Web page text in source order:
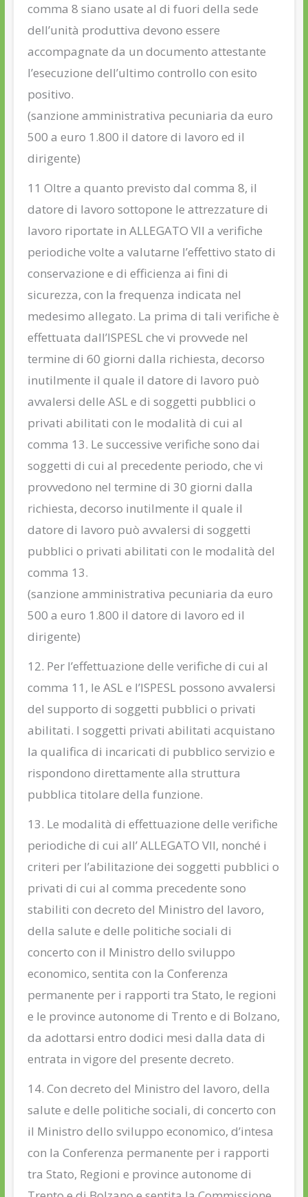
comma 8 siano usate al di fuori della sede
dell’unità produttiva devono essere
accompagnate da un documento attestante
l’esecuzione dell’ultimo controllo con esito
positivo.
(sanzione amministrativa pecuniaria da euro
500 a euro 1.800 il datore di lavoro ed il
dirigente)
11 Oltre a quanto previsto dal comma 8, il
datore di lavoro sottopone le attrezzature di
lavoro riportate in ALLEGATO VII a verifiche
periodiche volte a valutarne l’effettivo stato di
conservazione e di efficienza ai fini di
sicurezza, con la frequenza indicata nel
medesimo allegato. La prima di tali verifiche è
effettuata dall’ISPESL che vi provvede nel
termine di 60 giorni dalla richiesta, decorso
inutilmente il quale il datore di lavoro può
avvalersi delle ASL e di soggetti pubblici o
privati abilitati con le modalità di cui al
comma 13. Le successive verifiche sono dai
soggetti di cui al precedente periodo, che vi
provvedono nel termine di 30 giorni dalla
richiesta, decorso inutilmente il quale il
datore di lavoro può avvalersi di soggetti
pubblici o privati abilitati con le modalità del
comma 13.
(sanzione amministrativa pecuniaria da euro
500 a euro 1.800 il datore di lavoro ed il
dirigente)
12. Per l’effettuazione delle verifiche di cui al
comma 11, le ASL e l’ISPESL possono avvalersi
del supporto di soggetti pubblici o privati
abilitati. I soggetti privati abilitati acquistano
la qualifica di incaricati di pubblico servizio e
rispondono direttamente alla struttura
pubblica titolare della funzione.
13. Le modalità di effettuazione delle verifiche
periodiche di cui all’ ALLEGATO VII, nonché i
criteri per l’abilitazione dei soggetti pubblici o
privati di cui al comma precedente sono
stabiliti con decreto del Ministro del lavoro,
della salute e delle politiche sociali di
concerto con il Ministro dello sviluppo
economico, sentita con la Conferenza
permanente per i rapporti tra Stato, le regioni
e le province autonome di Trento e di Bolzano,
da adottarsi entro dodici mesi dalla data di
entrata in vigore del presente decreto.
14. Con decreto del Ministro del lavoro, della
salute e delle politiche sociali, di concerto con
il Ministro dello sviluppo economico, d’intesa
con la Conferenza permanente per i rapporti
tra Stato, Regioni e province autonome di